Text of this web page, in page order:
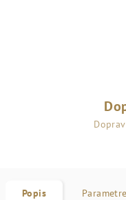
Popis Parametre